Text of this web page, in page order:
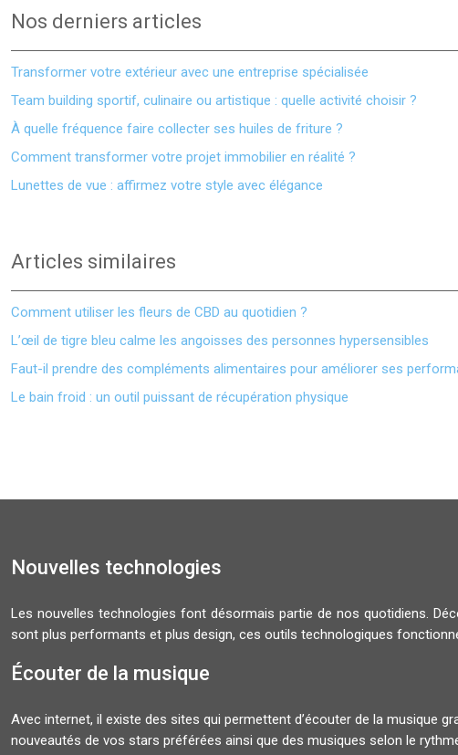
Nos derniers articles
Transformer votre extérieur avec une entreprise spécialisée
Team building sportif, culinaire ou artistique : quelle activité choisir ?
À quelle fréquence faire collecter ses huiles de friture ?
Comment transformer votre projet immobilier en réalité ?
Lunettes de vue : affirmez votre style avec élégance
Articles similaires
Comment utiliser les fleurs de CBD au quotidien ?
L’œil de tigre bleu calme les angoisses des personnes hypersensibles
Faut-il prendre des compléments alimentaires pour améliorer ses
Le bain froid : un outil puissant de récupération physique
Nouvelles technologies
Les nouvelles technologies font désormais partie de nos quotidiens.
sont plus performants et plus design, ces outils technologiques
Écouter de la musique
Avec internet, il existe des sites qui permettent d’écouter de la musique
nouveautés de vos stars préférées ainsi que des musiques selon le